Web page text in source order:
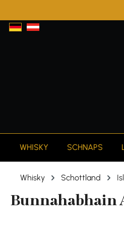
Zur Hauptnavigation
WHISKY SCHNAPS
Whisky Schottland
Bunnahabhain